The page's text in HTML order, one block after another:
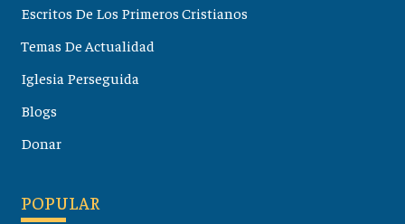
Escritos De Los Primeros Cristianos
Temas De Actualidad
Iglesia Perseguida
Blogs
Donar
POPULAR